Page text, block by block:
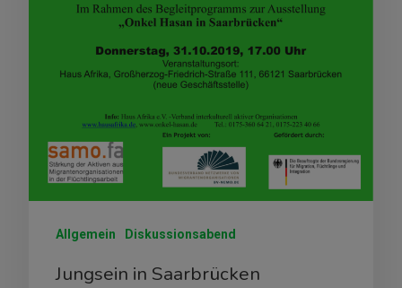
Allgemein Diskussionsabend
Jungsein in Saarbrücken